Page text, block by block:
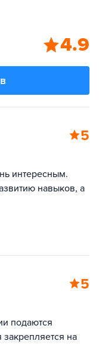
4.9
5
интересным.
навыков, а
5
подаются
на